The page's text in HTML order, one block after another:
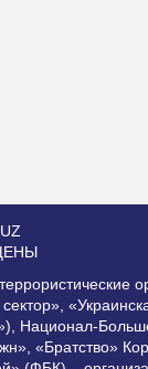
Национал-
«Братство»